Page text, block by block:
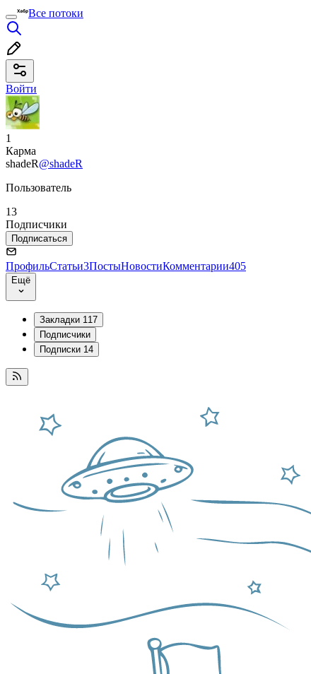
Все потоки
Войти
1
Карма
shadeR@shadeR
Пользователь
13
Подписчики
Подписаться
ПрофильСтатьи3ПостыНовостиКомментарии405
Ещё
Закладки 117
Подписчики
Подписки 14